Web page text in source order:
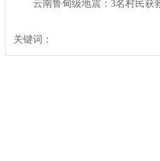
云南鲁甸级地震：3名村民获
关键词：